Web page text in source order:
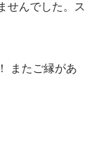
せんでした。ス
またご縁があ